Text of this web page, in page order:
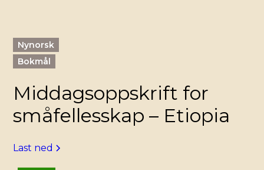
Nynorsk
Bokmål
Middagsoppskrift for
småfellesskap – Etiopia
Last ned